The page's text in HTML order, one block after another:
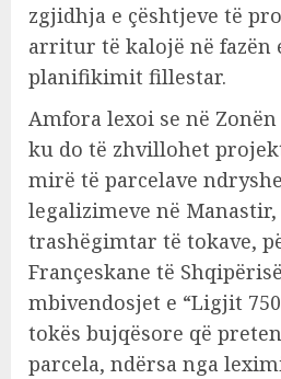
zgjidhja e çështjeve të
arritur të kalojë në fazën
planifikimit fillestar.
Amfora lexoi se në Zonën
ku do të zhvillohet
mirë të parcelave
legalizimeve në
trashëgimtar të tokave,
Françeskane të
mbivendosjet e “Ligjit
tokës bujqësore që
parcela, ndërsa nga